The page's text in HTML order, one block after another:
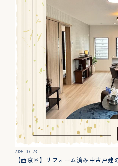
2026-07-23
【西京区】リフォーム済み中古戸建